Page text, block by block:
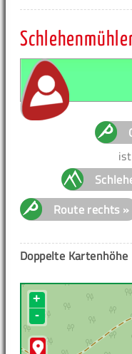
Route rechts »
Doppelte Kartenhöhe
+
-